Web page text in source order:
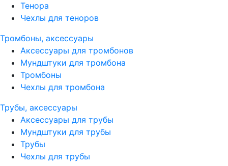
Тенора
Чехлы для теноров
Тромбоны, аксессуары
Аксессуары для тромбонов
Мундштуки для тромбона
Тромбоны
Чехлы для тромбона
Трубы, аксессуары
Аксессуары для трубы
Мундштуки для трубы
Трубы
Чехлы для трубы